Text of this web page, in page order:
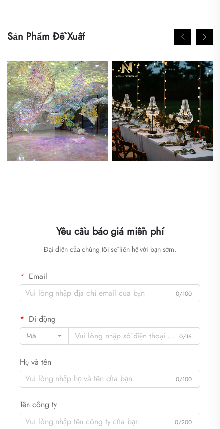
Sản Phẩm Đề Xuất
Yêu cầu báo giá miễn phí
Đại diện của chúng tôi sẽ liên hệ với bạn sớm.
Email
0/100
Di động
Mã
0/16
Họ và tên
0/100
Tên công ty
0/200